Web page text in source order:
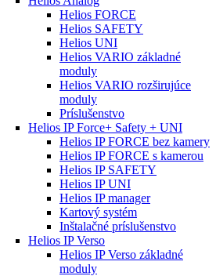
Helios FORCE
Helios SAFETY
Helios UNI
Helios VARIO základné
moduly
Helios VARIO rozširujúce
moduly
Príslušenstvo
Helios IP Force+ Safety + UNI
Helios IP FORCE bez kamery
Helios IP FORCE s kamerou
Helios IP SAFETY
Helios IP UNI
Helios IP manager
Kartový systém
Inštalačné príslušenstvo
Helios IP Verso
Helios IP Verso základné
moduly